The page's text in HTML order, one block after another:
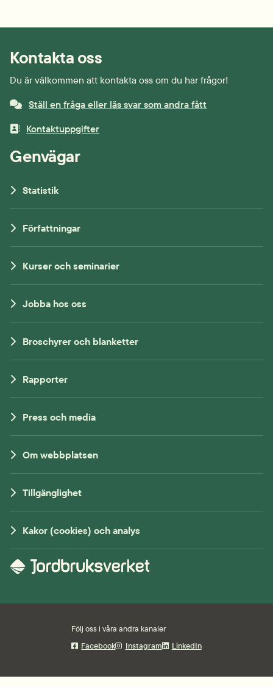
Kontakta oss
Du är välkommen att kontakta oss om du har frågor!
Ställ en fråga eller läs svar som andra fått
Kontaktuppgifter
Genvägar
Statistik
Författningar
Kurser och seminarier
Jobba hos oss
Broschyrer och blanketter
Rapporter
Press och media
Om webbplatsen
Tillgänglighet
Kakor (cookies) och analys
Följ oss i våra andra kanaler
Facebook
Instagram LinkedIn